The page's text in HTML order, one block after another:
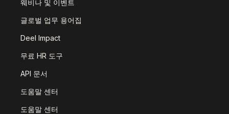
웨비나 및 이벤트
글로벌 업무 용어집
Deel Impact
무료 HR 도구
API 문서
도움말 센터
도움말 센터